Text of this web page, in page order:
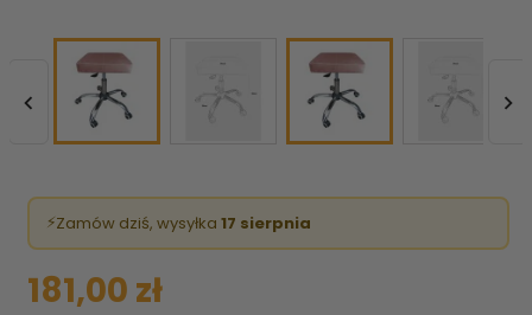
 
⚡Zamów dziś, wysyłka 17 sierpnia
181,00 zł